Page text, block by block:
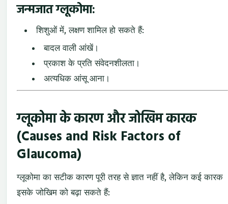
जन्मजात ग्लूकोमा:
शिशुओं में, लक्षण शामिल हो सकते हैं:
बादल वाली आंखें।
प्रकाश के प्रति संवेदनशीलता।
अत्यधिक आंसू आना।
ग्लूकोमा के कारण और जोखिम कारक
(Causes and Risk Factors of
Glaucoma)
ग्लूकोमा का सटीक कारण पूरी तरह से ज्ञात नहीं है, लेकिन कई कारक
इसके जोखिम को बढ़ा सकते हैं: